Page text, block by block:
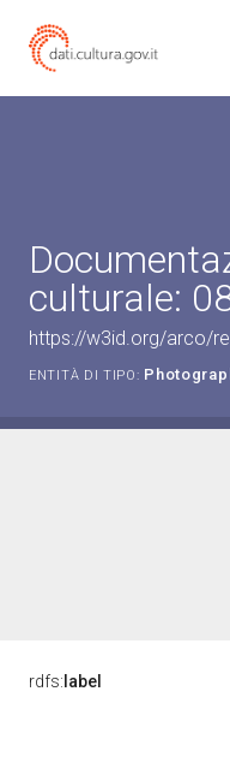
culturale:
https://w3id.org/arco/
ENTITÀ DI TIPO:
rdfs: label